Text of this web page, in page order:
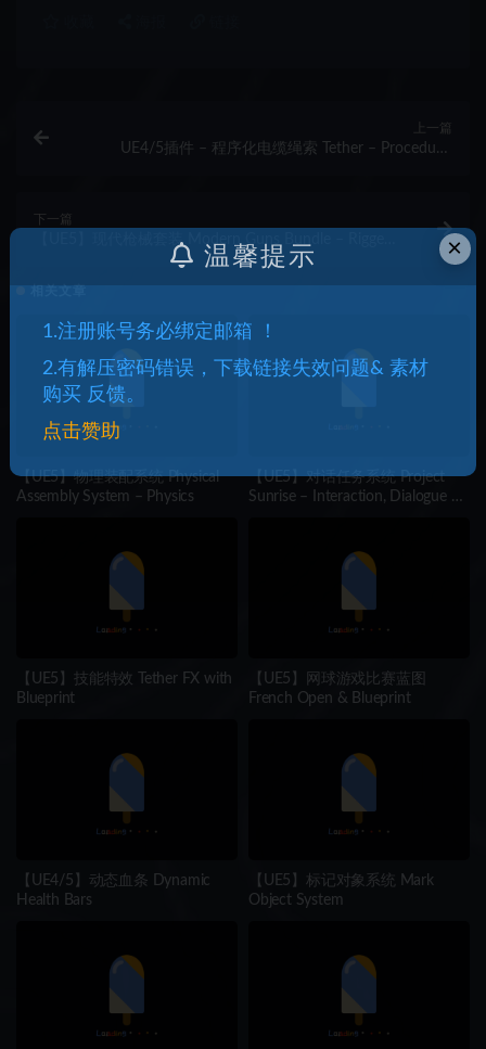
上一篇
UE4/5插件 – 程序化电缆绳索 Tether – Procedural
下一篇
【UE5】现代枪械套装 Modern Guns Bundle – Rigged
& Game Ready Models
【UE5】物理装配系统 Physical
Assembly System – Physics
【UE5】对话任务系统 Project
Sunrise – Interaction, Dialogue &
【UE5】技能特效 Tether FX with
Blueprint
【UE5】网球游戏比赛蓝图
French Open & Blueprint
【UE4/5】动态血条 Dynamic
Health Bars
【UE5】标记对象系统 Mark
Object System
×
温馨提示
1.注册账号务必绑定邮箱 ！
2.有解压密码错误，下载链接失效问题& 素材
购买 反馈。
点击赞助